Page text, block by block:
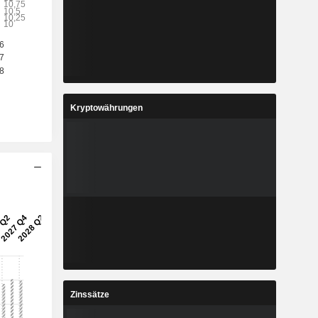
99,61
359 579
Kryptowährungen
Zinssätze